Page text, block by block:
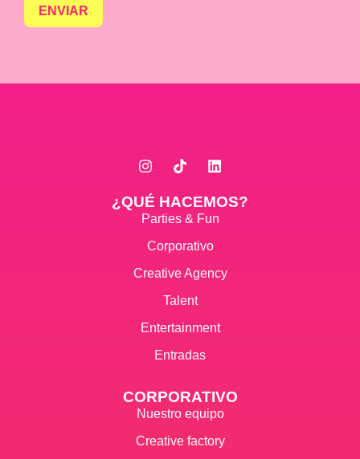
ENVIAR
¿QUÉ HACEMOS?
Parties & Fun
Corporativo
Creative Agency
Talent
Entertainment
Entradas
CORPORATIVO
Nuestro equipo
Creative factory